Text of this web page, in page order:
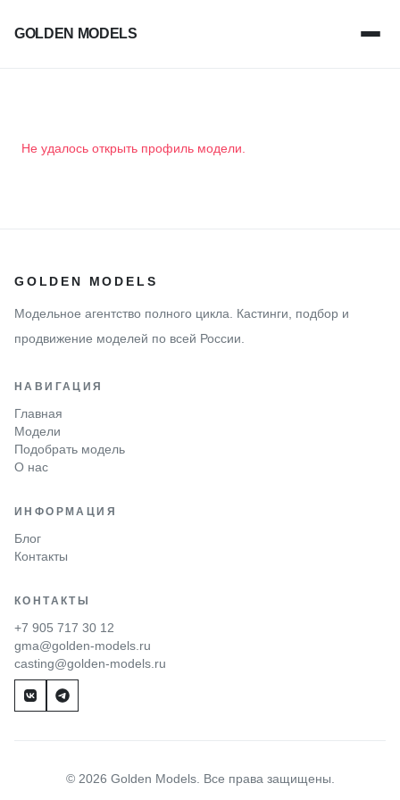
GOLDEN MODELS
Не удалось открыть профиль модели.
GOLDEN MODELS
Модельное агентство полного цикла. Кастинги, подбор и
продвижение моделей по всей России.
НАВИГАЦИЯ
Главная
Модели
Подобрать модель
О нас
ИНФОРМАЦИЯ
Блог
Контакты
КОНТАКТЫ
+7 905 717 30 12
gma@golden-models.ru
casting@golden-models.ru
© 2026 Golden Models. Все права защищены.